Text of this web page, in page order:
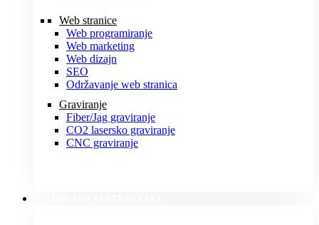
Web stranice
Web programiranje
Web marketing
Web dizajn
SEO
Održavanje web stranica
Graviranje
Fiber/Jag graviranje
CO2 lasersko graviranje
CNC graviranje